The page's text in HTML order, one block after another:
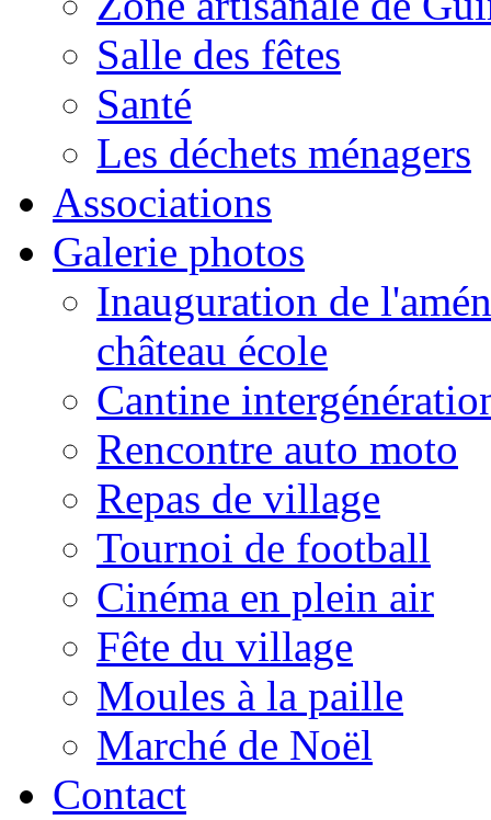
Salle des fêtes
Santé
Les déchets ménagers
Associations
Galerie photos
Inauguration de
château école
Cantine
Rencontre auto moto
Repas de village
Tournoi de football
Cinéma en plein air
Fête du village
Moules à la paille
Marché de Noël
Contact